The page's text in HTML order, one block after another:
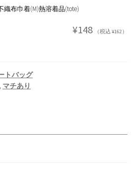
織布巾着(M)熱溶着品(tote)
¥148 （税込 ¥162）
トバッグ
, マチあり